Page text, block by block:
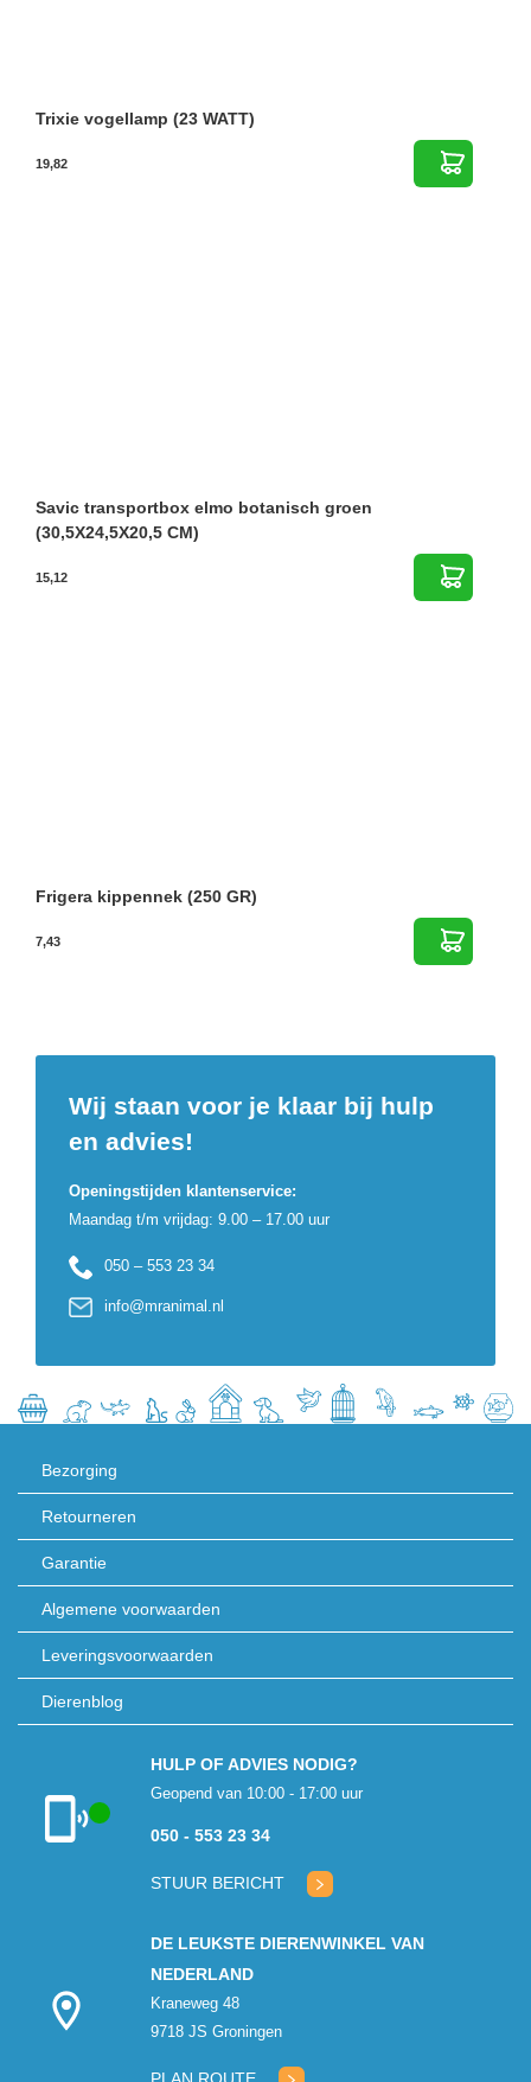
Trixie vogellamp (23 WATT)
19,82
Savic transportbox elmo botanisch groen
(30,5X24,5X20,5 CM)
15,12
Frigera kippennek (250 GR)
7,43
Wij staan voor je klaar bij hulp
en advies!
Openingstijden klantenservice:
Maandag t/m vrijdag: 9.00 – 17.00 uur
050 – 553 23 34
info@mranimal.nl
Bezorging
Retourneren
Garantie
Algemene voorwaarden
Leveringsvoorwaarden
Dierenblog
Klantenservice
HULP OF ADVIES NODIG?
Geopend van 10:00 - 17:00 uur
050 - 553 23 34
STUUR BERICHT
DE LEUKSTE DIERENWINKEL VAN
NEDERLAND
Kraneweg 48
9718 JS Groningen